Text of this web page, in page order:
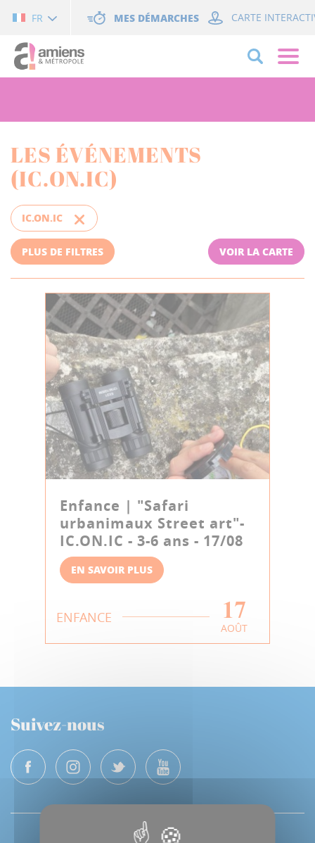
FR MES DÉMARCHES CARTE
LES ÉVÉNEMENTS
(IC.ON.IC)
IC.ON.IC
PLUS DE FILTRES VOIR LA CARTE
Enfance | "Safari
urbanimaux Street art"-
IC.ON.IC - 3-6 ans - 17/08
EN SAVOIR PLUS
ENFANCE 17
AOÛT
Suivez-nous